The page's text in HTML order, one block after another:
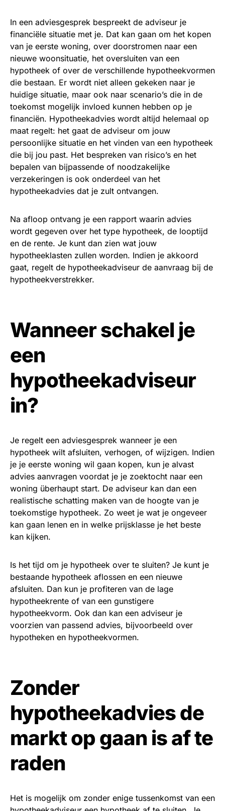
In een adviesgesprek bespreekt de adviseur je
financiële situatie met je. Dat kan gaan om het kopen
van je eerste woning, over doorstromen naar een
nieuwe woonsituatie, het oversluiten van een
hypotheek of over de verschillende hypotheekvormen
die bestaan. Er wordt niet alleen gekeken naar je
huidige situatie, maar ook naar scenario’s die in de
toekomst mogelijk invloed kunnen hebben op je
financiën. Hypotheekadvies wordt altijd helemaal op
maat regelt: het gaat de adviseur om jouw
persoonlijke situatie en het vinden van een hypotheek
die bij jou past. Het bespreken van risico’s en het
bepalen van bijpassende of noodzakelijke
verzekeringen is ook onderdeel van het
hypotheekadvies dat je zult ontvangen.
Na afloop ontvang je een rapport waarin advies
wordt gegeven over het type hypotheek, de looptijd
en de rente. Je kunt dan zien wat jouw
hypotheeklasten zullen worden. Indien je akkoord
gaat, regelt de hypotheekadviseur de aanvraag bij de
hypotheekverstrekker.
Wanneer schakel je
een
hypotheekadviseur
in?
Je regelt een adviesgesprek wanneer je een
hypotheek wilt afsluiten, verhogen, of wijzigen. Indien
je je eerste woning wil gaan kopen, kun je alvast
advies aanvragen voordat je je zoektocht naar een
woning überhaupt start. De adviseur kan dan een
realistische schatting maken van de hoogte van je
toekomstige hypotheek. Zo weet je wat je ongeveer
kan gaan lenen en in welke prijsklasse je het beste
kan kijken.
Is het tijd om je hypotheek over te sluiten? Je kunt je
bestaande hypotheek aflossen en een nieuwe
afsluiten. Dan kun je profiteren van de lage
hypotheekrente of van een gunstigere
hypotheekvorm. Ook dan kan een adviseur je
voorzien van passend advies, bijvoorbeeld over
hypotheken en hypotheekvormen.
Zonder
hypotheekadvies de
markt op gaan is af te
raden
Het is mogelijk om zonder enige tussenkomst van een